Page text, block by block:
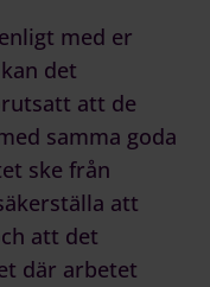
med er
det
att de
samma goda
ske från
att
att det
där arbetet